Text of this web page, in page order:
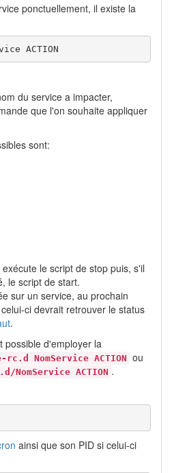
ponctuellement, il existe la
ACTION
du service a impacter,
que l'on souhaite appliquer
sont:
exécute le script de stop puis, s'il
le script de start.
sur un service, au prochain
ci devrait retrouver le status
.
possible d'employer la
rc.d NomService ACTION ou
ACTION .
ainsi que son PID si celui-ci